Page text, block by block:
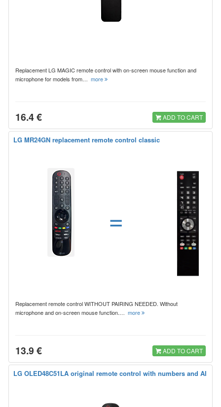
Replacement LG MAGIC remote control with on-screen mouse function and
microphone for models from… more
16.4 € ADD TO CART
LG MR24GN replacement remote control classic
=
Replacement remote control WITHOUT PAIRING NEEDED. Without
microphone and on-screen mouse function.… more
13.9 € ADD TO CART
LG OLED48C51LA original remote control with numbers and AI